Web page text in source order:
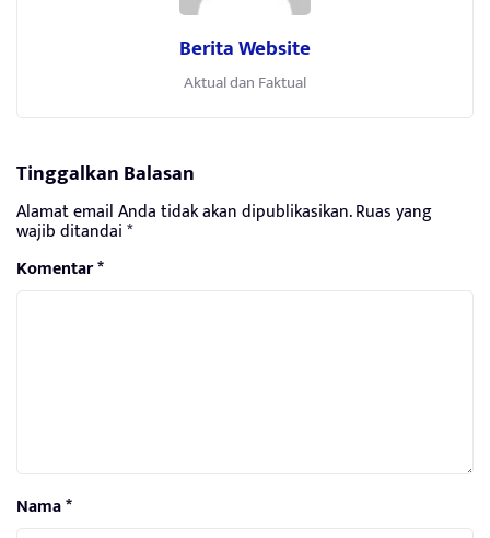
Berita Website
Aktual dan Faktual
Tinggalkan Balasan
Alamat email Anda tidak akan dipublikasikan.Ruas yang
wajib ditandai*
Komentar*
Nama*